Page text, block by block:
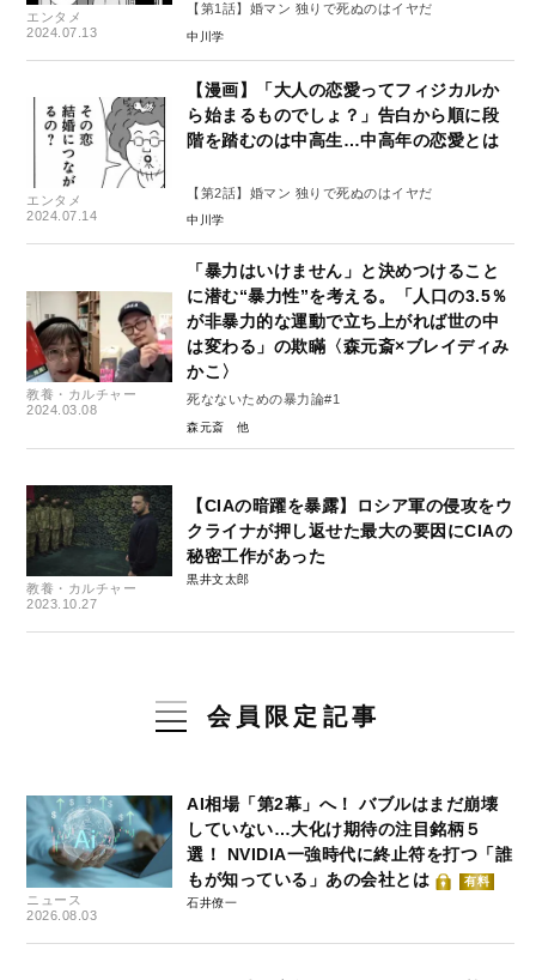
エンタメ
2024.07.13
【第1話】婚マン 独りで死ぬのはイヤだ
中川学
エンタメ
2024.07.14
【漫画】「大人の恋愛ってフィジカルか
ら始まるものでしょ？」告白から順に段
階を踏むのは中高生…中高年の恋愛とは
【第2話】婚マン 独りで死ぬのはイヤだ
中川学
教養・カルチャー
2024.03.08
「暴力はいけません」と決めつけること
に潜む“暴力性”を考える。「人口の3.5％
が非暴力的な運動で立ち上がれば世の中
は変わる」の欺瞞〈森元斎×ブレイディみ
かこ〉
死なないための暴力論#1
森元斎
教養・カルチャー
2023.10.27
【CIAの暗躍を暴露】ロシア軍の侵攻をウ
クライナが押し返せた最大の要因にCIAの
秘密工作があった
黒井文太郎
会員限定記事
ニュース
2026.08.03
AI相場「第2幕」へ！ バブルはまだ崩壊
していない…大化け期待の注目銘柄５
選！ NVIDIA一強時代に終止符を打つ「誰
もが知っている」あの会社とは
有料
石井僚一